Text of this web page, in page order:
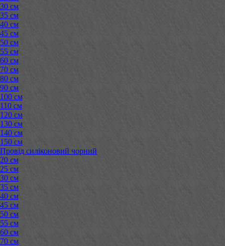
30 см
35 см
40 см
45 см
50 см
55 см
60 см
70 см
80 см
90 см
100 см
110 см
120 см
130 см
140 см
150 см
Провід силіконовий чорний
20 см
25 см
30 см
35 см
40 см
45 см
50 см
55 см
60 см
70 см